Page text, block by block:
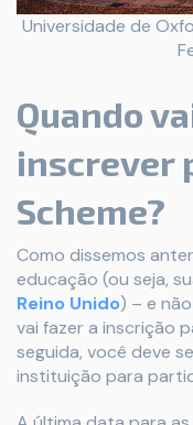
Universidade de
Quando
inscrever
Scheme?
Como dissemos
educação (ou seja,
Reino Unido) – e
vai fazer a inscrição
seguida, você deve
instituição para